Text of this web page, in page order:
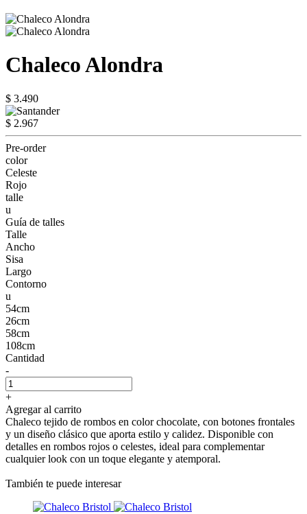
Chaleco Alondra
$ 3.490
$ 2.967
Pre-order
color
Celeste
Rojo
talle
u
Guía de talles
Talle
Ancho
Sisa
Largo
Contorno
u
54cm
26cm
58cm
108cm
Cantidad
-
+
Agregar al carrito
Chaleco tejido de rombos en color chocolate, con botones frontales
y un diseño clásico que aporta estilo y calidez. Disponible con
detalles en rombos rojos o celestes, ideal para complementar
cualquier look con un toque elegante y atemporal.
También te puede interesar